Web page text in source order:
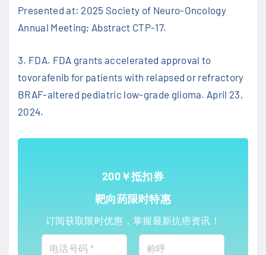
Presented at: 2025 Society of Neuro-Oncology
Annual Meeting; Abstract CTP-17.
3. FDA. FDA grants accelerated approval to
tovorafenib for patients with relapsed or refractory
BRAF-altered pediatric low-grade glioma. April 23,
2024.
200￥抵扣券
靶向药限时特惠
订阅获取限时优惠，掌握最新抗癌资讯！